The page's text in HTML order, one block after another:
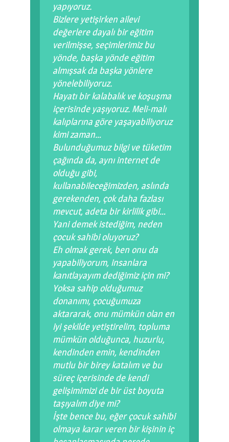
yapıyoruz.
Bizlere yetişirken ailevi
değerlere dayalı bir eğitim
verilmişse, seçimlerimiz bu
yönde, başka yönde eğitim
almışsak da başka yönlere
yönelebiliyoruz.
Hayatı bir kalabalık ve koşuşma
içerisinde yaşıyoruz. Meli-malı
kalıplarına göre yaşayabiliyoruz
kimi zaman…
Bulunduğumuz bilgi ve tüketim
çağında da, aynı internet de
olduğu gibi,
kullanabileceğimizden, aslında
gerekenden, çok daha fazlası
mevcut, adeta bir kirlilik gibi…
Yani demek istediğim, neden
çocuk sahibi oluyoruz?
Eh olmak gerek, ben onu da
yapabiliyorum, insanlara
kanıtlayayım dediğimiz için mi?
Yoksa sahip olduğumuz
donanımı, çocuğumuza
aktararak, onu mümkün olan en
iyi şekilde yetiştirelim, topluma
mümkün olduğunca, huzurlu,
kendinden emin, kendinden
mutlu bir birey katalım ve bu
süreç içerisinde de kendi
gelişimimizi de bir üst boyuta
taşıyalım diye mi?
İşte bence bu, eğer çocuk sahibi
olmaya karar veren bir kişinin iç